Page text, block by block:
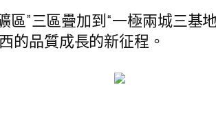
區”三區疊加到“一極兩城三
的品質成長的新征程。